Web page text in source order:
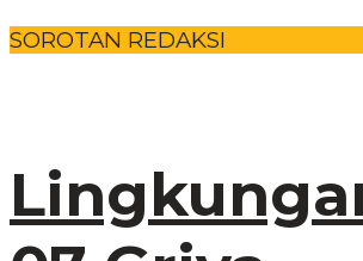
SOROTAN REDAKSI